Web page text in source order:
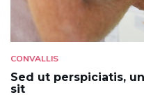
CONVALLIS
Sed ut perspiciatis,
sit